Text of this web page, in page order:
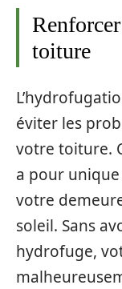
toiture
éviter les
votre toiture.
a pour
votre
soleil. Sans
hydrofuge,